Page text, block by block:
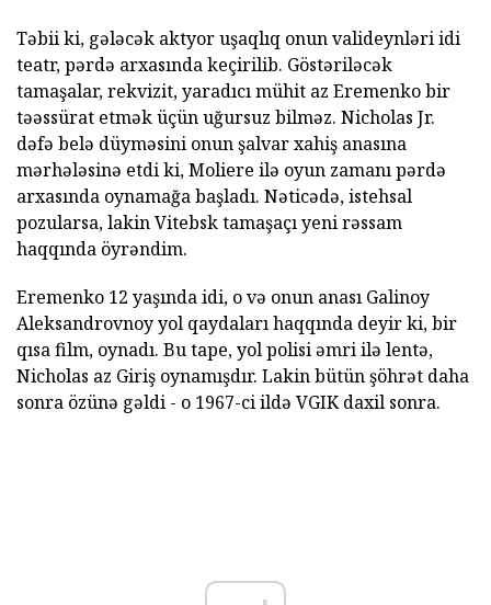
Təbii ki, gələcək aktyor uşaqlıq onun valideynləri idi
teatr, pərdə arxasında keçirilib. Göstəriləcək
tamaşalar, rekvizit, yaradıcı mühit az Eremenko bir
təəssürat etmək üçün uğursuz bilməz. Nicholas Jr.
dəfə belə düyməsini onun şalvar xahiş anasına
mərhələsinə etdi ki, Moliere ilə oyun zamanı pərdə
arxasında oynamağa başladı. Nəticədə, istehsal
pozularsa, lakin Vitebsk tamaşaçı yeni rəssam
haqqında öyrəndim.
Eremenko 12 yaşında idi, o və onun anası Galinoy
Aleksandrovnoy yol qaydaları haqqında deyir ki, bir
qısa film, oynadı. Bu tape, yol polisi əmri ilə lentə,
Nicholas az Giriş oynamışdır. Lakin bütün şöhrət daha
sonra özünə gəldi - o 1967-ci ildə VGIK daxil sonra.